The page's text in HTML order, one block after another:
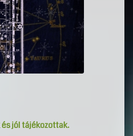
jól tájékozottak.